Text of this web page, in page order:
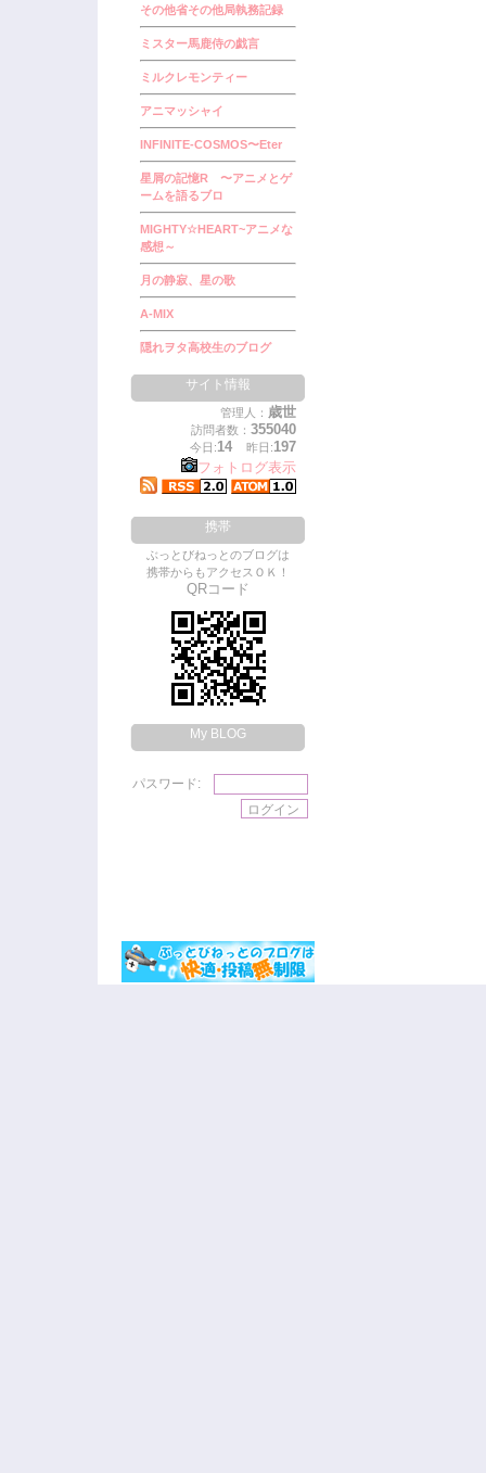
その他省その他局執務記録
ミスター馬鹿侍の戯言
ミルクレモンティー
アニマッシャイ
INFINITE-COSMOS〜Eter
星屑の記憶R 〜アニメとゲ
ームを語るブロ
MIGHTY☆HEART~アニメな
感想～
月の静寂、星の歌
A-MIX
隠れヲタ高校生のブログ
サイト情報
管理人： 歳世
訪問者数： 355040
今日:14 昨日:197
フォトログ表示
携帯
ぶっとびねっとのブログは
携帯からもアクセスＯＫ！
QRコード
My BLOG
パスワード: